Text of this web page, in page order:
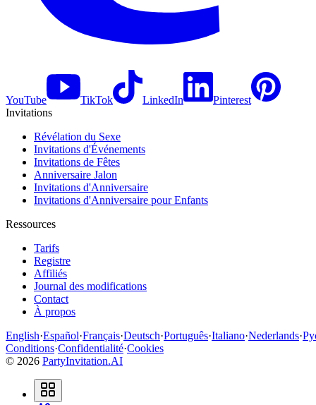
YouTube TikTok LinkedIn
Pinterest
Invitations
Révélation du Sexe
Invitations d'Événements
Invitations de Fêtes
Anniversaire Jalon
Invitations d'Anniversaire
Invitations d'Anniversaire pour Enfants
Ressources
Tarifs
Registre
Affiliés
Journal des modifications
Contact
À propos
English·Español·Français·Deutsch·Português·Italiano·Nederlands·
Conditions·Confidentialité·Cookies
© 2026 PartyInvitation.AI